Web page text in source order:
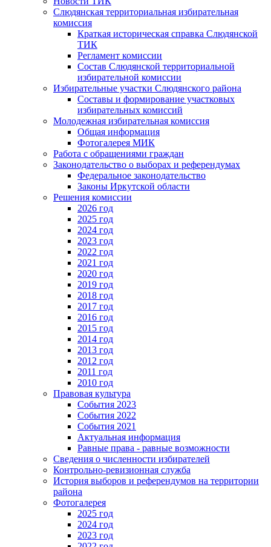
Слюдянская территориальная избирательная
комиссия
Краткая историческая справка Слюдянской
ТИК
Регламент комиссии
Состав Слюдянской территориальной
избирательной комиссии
Избирательные участки Слюдянского района
Составы и формирование участковых
избирательных комиссий
Молодежная избирательная комиссия
Общая информация
Фотогалерея МИК
Работа с обращениями граждан
Законодательство о выборах и референдумах
Федеральное законодательство
Законы Иркутской области
Решения комиссии
2026 год
2025 год
2024 год
2023 год
2022 год
2021 год
2020 год
2019 год
2018 год
2017 год
2016 год
2015 год
2014 год
2013 год
2012 год
2011 год
2010 год
Правовая культура
События 2023
События 2022
События 2021
Актуальная информация
Равные права - равные возможности
Сведения о численности избирателей
Контрольно-ревизионная служба
История выборов и референдумов на территории
района
Фотогалерея
2025 год
2024 год
2023 год